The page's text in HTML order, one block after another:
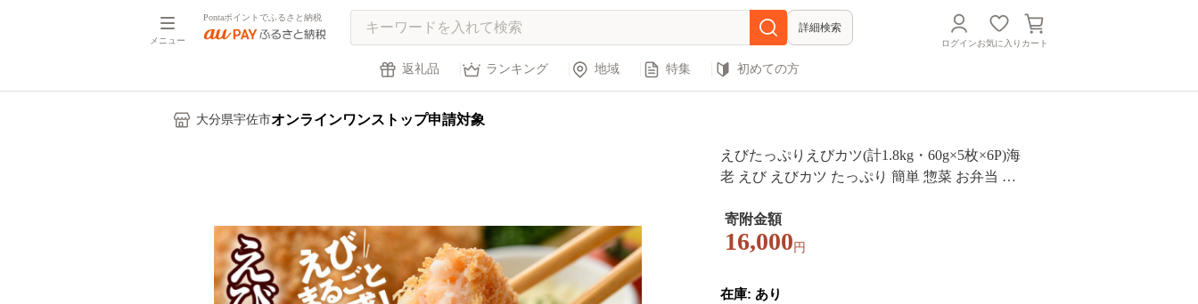
メニュー
Pontaポイントでふるさと納税
詳細検索
ログインお気に入り カート
返礼品 ランキング 地域 特集 初めての方
大分県宇佐市オンラインワンストップ申請対象
えびたっぷりえびカツ(計1.8kg・60g×5枚×6P)海
老 えび えびカツ たっぷり 簡単 惣菜 お弁当 お
品】
寄附金額
16,000 円
在庫: あり